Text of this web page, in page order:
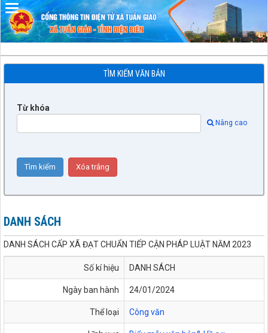
TÌM KIẾM VĂN BẢN
Từ khóa
Nâng cao
DANH SÁCH
DANH SÁCH CẤP XÃ ĐẠT CHUẨN TIẾP CẬN PHÁP LUẬT NĂM 2023
Số kí hiệu DANH SÁCH
Ngày ban hành 24/01/2024
Thể loại Công văn
Đã kết nối EMC